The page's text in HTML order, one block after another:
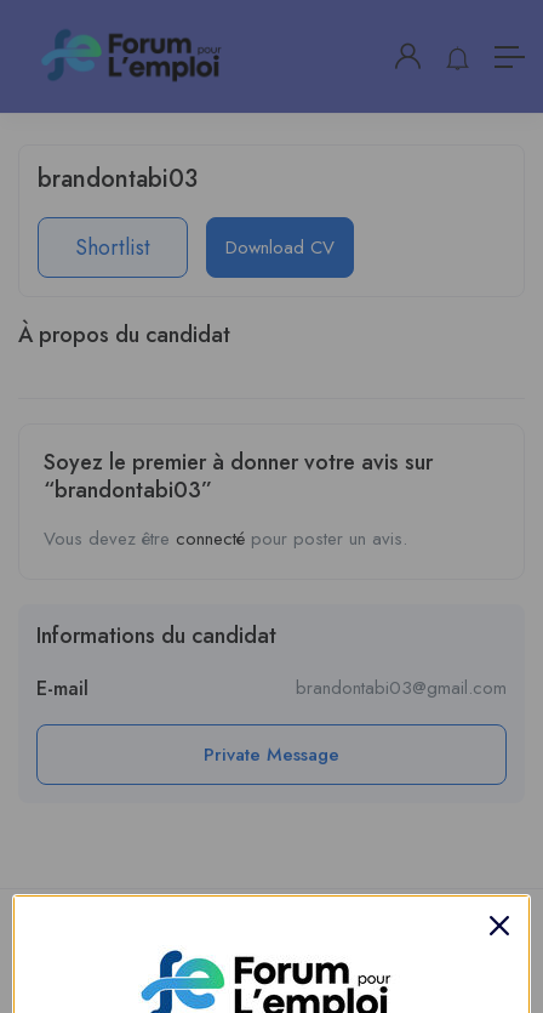
brandontabi03
Shortlist Download CV
À propos du candidat
Soyez le premier à donner votre avis sur
“brandontabi03”
Vous devez être connecté pour poster un avis.
Informations du candidat
E-mail brandontabi03@gmail.com
Private Message